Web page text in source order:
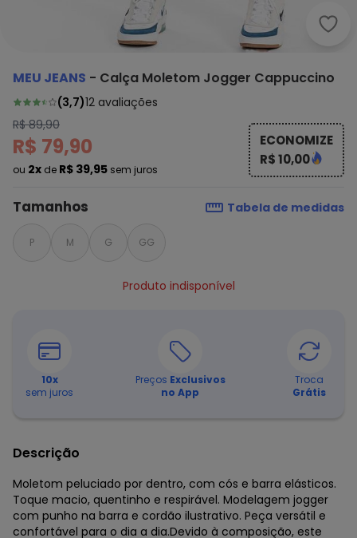
MEU JEANS - Calça Moletom Jogger Cappuccino
(3,7)12 avaliações
R$ 89,90
R$ 79,90
ou 2x de R$ 39,95 sem juros
ECONOMIZE
R$ 10,00
Tamanhos Tabela de medidas
P M G GG
Produto indisponível
10x
sem juros
Preços Exclusivos
no App
Troca
Grátis
Descrição
Moletom peluciado por dentro, com cós e barra elásticos.
Toque macio, quentinho e respirável. Modelagem jogger
com punho na barra e cordão ilustrativo. Peça versátil e
confortável para o dia a dia.Devido à composição, este